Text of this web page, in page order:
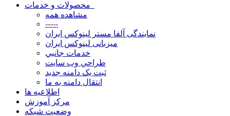
مشاهده همه
-----
نمایندگی آلفا مستر لینوکس ایران
میزبانی لینوکس ایران
خدمات جانبي
طراحي وب سايت
ثبت یک دامنه جدید
انتقال دامنه به ما
اطلاعیه ها
مرکز آموزش
وضعیت شبکه